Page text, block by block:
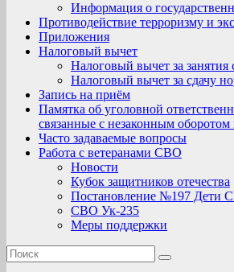
Информация о
Противодействие терроризму и
Приложения
Налоговый вычет
Налоговый вычет за занятия
Налоговый вычет за сдачу
Запись на приём
Памятка об уголовной
связанные с незаконным оборотом
Часто задаваемые вопросы
Работа с ветеранами СВО
Новости
Кубок защитников отечества
Постановление №197 Дети
СВО Ук-235
Меры поддержки